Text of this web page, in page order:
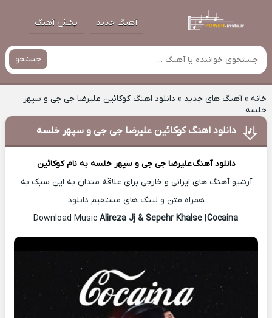
آهنگ جدید پخش آهنگ
جستجو
خانه»آهنگ های جدید » دانلود اهنگ کوکائین علیرضا جی جی و سپهر
خلسه
دانلود اهنگ کوکائین علیرضا جی جی و سپهر خلسه
دانلود آهنگعلیرضا جی جی و سپهر خلسه به نام کوکائین
آرشیو آهنگ های ایرانی و خارجی برای علاقه مندان به این سبک به
همراه متن و لینک های مستقیم دانلود
Alireza Jj & Sepehr Khalse |Cocaina